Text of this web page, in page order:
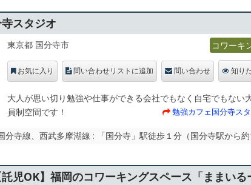
スタジオ
東京都 国分寺市 コワーキ
お気に入り 問い合わせリストに追加 問い合わせ 知り
大人が思い切り勉強や仕事ができる会社でもなく自宅でもない
員制空間です！
勉強カフェ国分寺ス
分寺線、西武多摩湖線 : 「国分寺」駅徒歩１分（国分寺駅から約
託児OK】福岡のコワーキングスペース「ままいる